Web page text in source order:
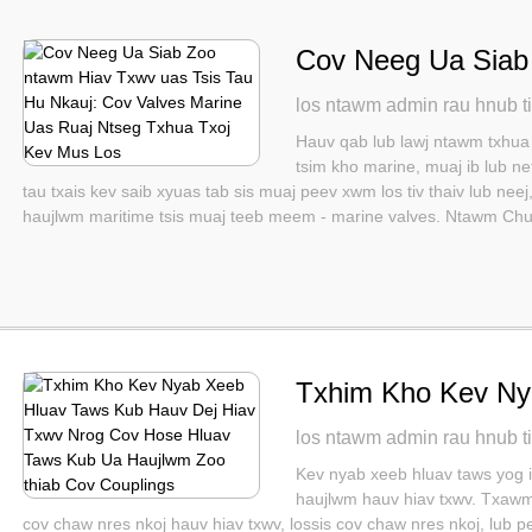
Cov Neeg Ua
Tsis Tau Hu
Ntseg Txhua Txoj
los ntawm admin rau hnub
Hauv qab lub lawj ntawm
tsim kho marine, muaj ib lub
tau txais kev saib xyuas tab sis muaj peev xwm los tiv thaiv lub
haujlwm maritime tsis muaj teeb meem - marine valves. Ntawm
Txhim Kho Kev
Dej Hiav Txwv
Ua Haujlwm Zoo
los ntawm admin rau hnub
Kev nyab xeeb hluav taws
haujlwm hauv hiav txwv.
cov chaw nres nkoj hauv hiav txwv, lossis cov chaw nres nkoj, lub